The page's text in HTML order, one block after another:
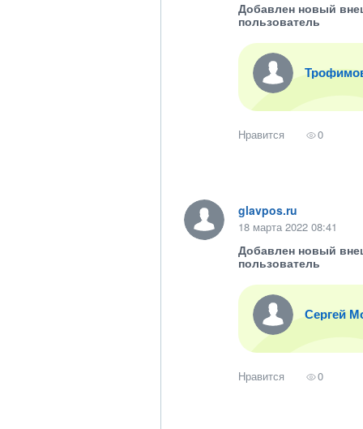
Добавлен новый
пользователь
Нравится 0
glavpos.ru
18 марта 2022 08:41
Добавлен новый
пользователь
Сергей
Нравится 0